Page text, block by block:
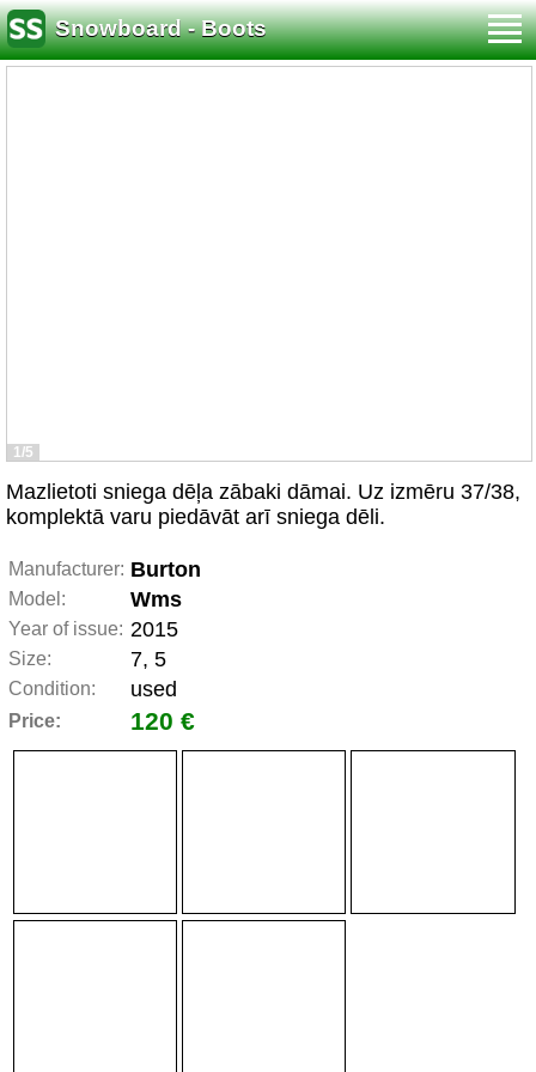
Snowboard - Boots
1/5
Mazlietoti sniega dēļa zābaki dāmai. Uz izmēru 37/38,
komplektā varu piedāvāt arī sniega dēli.
Manufacturer: Burton
Model: Wms
Year of issue: 2015
Size: 7, 5
Condition: used
Price: 120 €